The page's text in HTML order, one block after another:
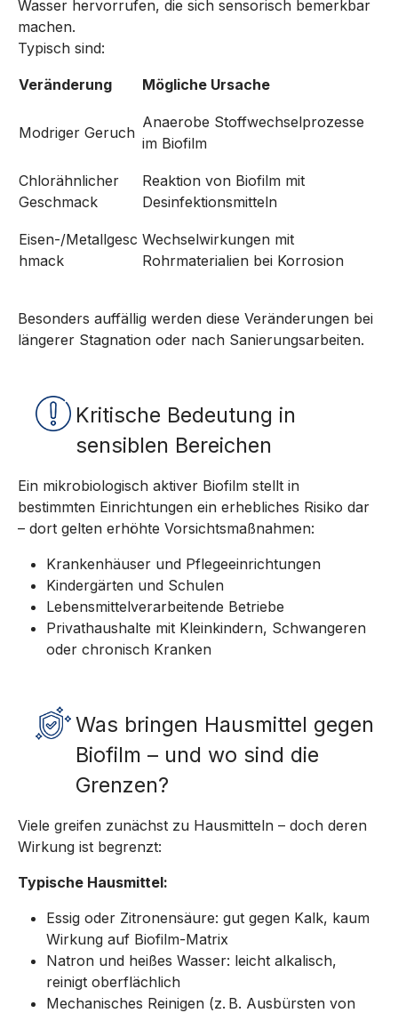
Wasser hervorrufen, die sich sensorisch bemerkbar
machen.
Typisch sind:
Veränderung Mögliche Ursache
Modriger Geruch
Anaerobe Stoffwechselprozesse
im Biofilm
Chlorähnlicher
Geschmack
Reaktion von Biofilm mit
Desinfektionsmitteln
Eisen-/Metallgesc
hmack
Wechselwirkungen mit
Rohrmaterialien bei Korrosion
Besonders auffällig werden diese Veränderungen bei
längerer Stagnation oder nach Sanierungsarbeiten.
Kritische Bedeutung in
sensiblen Bereichen
Ein mikrobiologisch aktiver Biofilm stellt in
bestimmten Einrichtungen ein erhebliches Risiko dar
– dort gelten erhöhte Vorsichtsmaßnahmen:
Krankenhäuser und Pflegeeinrichtungen
Kindergärten und Schulen
Lebensmittelverarbeitende Betriebe
Privathaushalte mit Kleinkindern, Schwangeren
oder chronisch Kranken
Was bringen Hausmittel gegen
Biofilm – und wo sind die
Grenzen?
Viele greifen zunächst zu Hausmitteln – doch deren
Wirkung ist begrenzt:
Typische Hausmittel:
Essig oder Zitronensäure: gut gegen Kalk, kaum
Wirkung auf Biofilm-Matrix
Natron und heißes Wasser: leicht alkalisch,
reinigt oberflächlich
Mechanisches Reinigen (z. B. Ausbürsten von